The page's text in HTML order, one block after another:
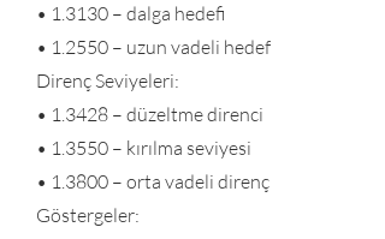
• 1.3130 – dalga hedefi
• 1.2550 – uzun vadeli hedef
Direnç Seviyeleri:
• 1.3428 – düzeltme direnci
• 1.3550 – kırılma seviyesi
• 1.3800 – orta vadeli direnç
Göstergeler: